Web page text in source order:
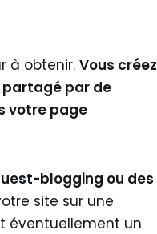
à obtenir. Vous créez
par de
votre page
blogging ou des
site sur une
éventuellement un